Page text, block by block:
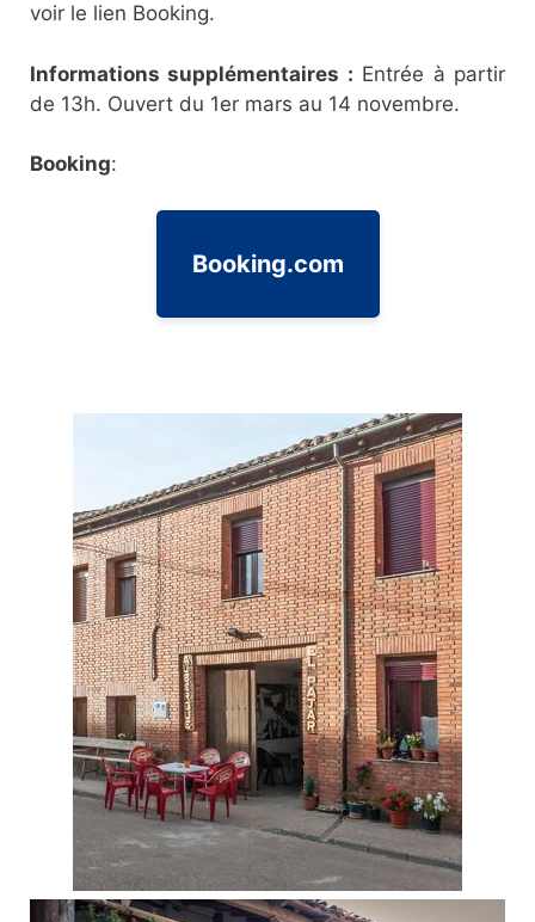
voir le lien Booking.
Informations supplémentaires : Entrée à partir
de 13h. Ouvert du 1er mars au 14 novembre.
Booking:
Booking.com